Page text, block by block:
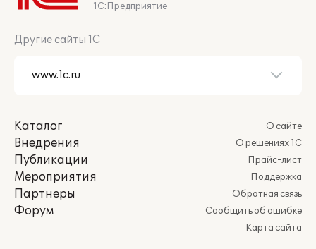
1С:Предприятие
Другие сайты 1С
Каталог
Внедрения
Публикации
Мероприятия
Партнеры
Форум
О сайте
О решениях 1С
Прайс-лист
Поддержка
Обратная связь
Сообщить об ошибке
Карта сайта